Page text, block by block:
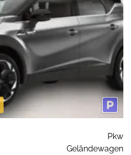
Pkw
Geländewagen